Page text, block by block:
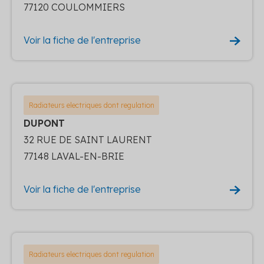
77120 COULOMMIERS
Voir la fiche de l'entreprise
Radiateurs electriques dont regulation
DUPONT
32 RUE DE SAINT LAURENT
77148 LAVAL-EN-BRIE
Voir la fiche de l'entreprise
Radiateurs electriques dont regulation